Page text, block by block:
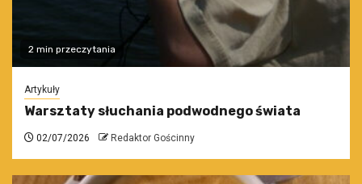
2 min przeczytania
Artykuły
Warsztaty słuchania podwodnego świata
02/07/2026 Redaktor Gościnny